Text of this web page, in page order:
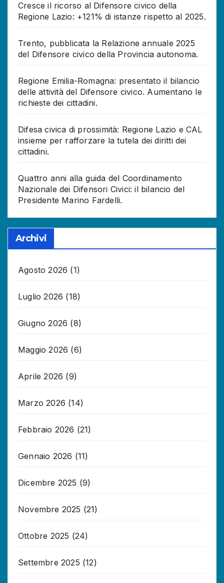
Cresce il ricorso al Difensore civico della
Regione Lazio: +121% di istanze rispetto al 2025.
Trento, pubblicata la Relazione annuale 2025
del Difensore civico della Provincia autonoma.
Regione Emilia-Romagna: presentato il bilancio
delle attività del Difensore civico. Aumentano le
richieste dei cittadini.
Difesa civica di prossimità: Regione Lazio e CAL
insieme per rafforzare la tutela dei diritti dei
cittadini.
Quattro anni alla guida del Coordinamento
Nazionale dei Difensori Civici: il bilancio del
Presidente Marino Fardelli.
Archivi
Agosto 2026 (1)
Luglio 2026 (18)
Giugno 2026 (8)
Maggio 2026 (6)
Aprile 2026 (9)
Marzo 2026 (14)
Febbraio 2026 (21)
Gennaio 2026 (11)
Dicembre 2025 (9)
Novembre 2025 (21)
Ottobre 2025 (24)
Settembre 2025 (12)